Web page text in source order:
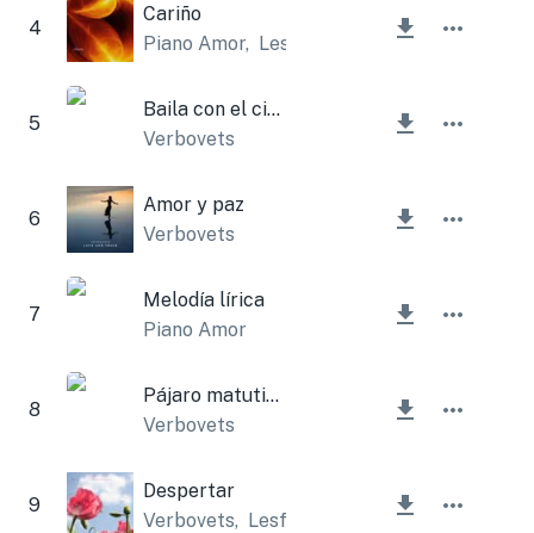
4
Cariño
Piano Amor, Lesfm
5
Baila con el cielo
Verbovets
6
Amor y paz
Verbovets
7
Melodía lírica
Piano Amor
8
Pájaro matutino
Verbovets
9
Despertar
Verbovets, Lesfm